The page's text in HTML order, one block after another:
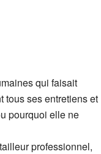
qui faisait
tous ses entretiens et
pourquoi elle ne
professionnel,